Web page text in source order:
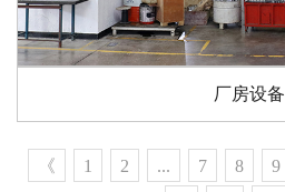
厂房设备
《 1 2 ... 7 8 9